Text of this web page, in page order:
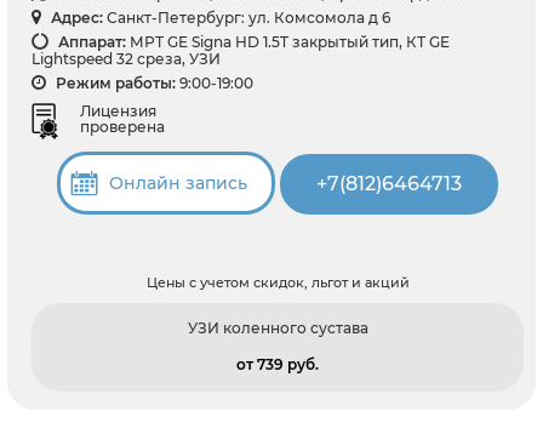
Адрес: Санкт-Петербург: ул. Комсомола д 6
Аппарат: МРТ GE Signa HD 1.5T закрытый тип, КТ GE
Lightspeed 32 среза, УЗИ
Режим работы: 9:00-19:00
Лицензия
проверена
Онлайн запись +7(812)6464713
Цены с учетом скидок, льгот и акций
УЗИ коленного сустава
от 739 pуб.